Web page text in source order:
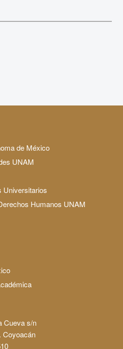
de México
UNAM
Universitarios
Humanos UNAM
Cueva s/n
Coyoacán